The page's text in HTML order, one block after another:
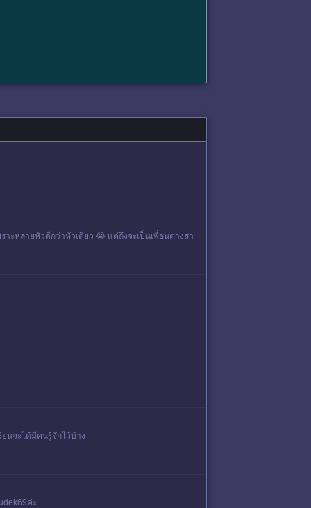
าะหลายหัวดีกว่าหัวเดียว 😭 แต่ถึงจะเป็นเพื่อนต่างสา
นจะได้มีคนรู้จักไว้บ้าง
dek69ค่ะ